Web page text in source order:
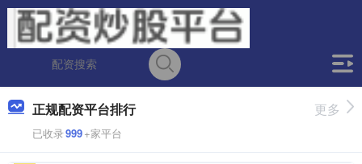
正规配资平台排行
已收录999+家平台
更多